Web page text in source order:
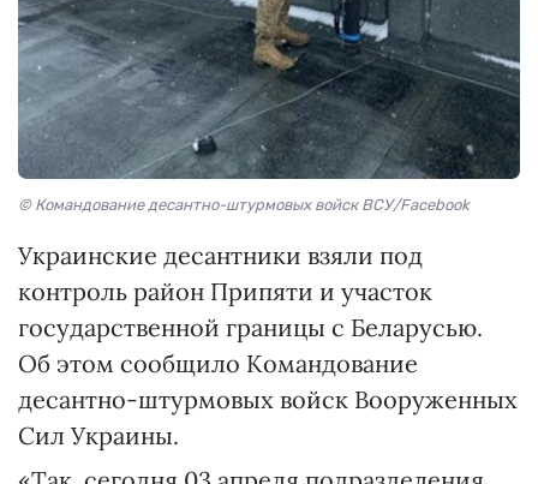
© Командование десантно-штурмовых войск ВСУ/Facebook
Украинские десантники взяли под
контроль район Припяти и участок
государственной границы с Беларусью.
Об этом сообщило Командование
десантно-штурмовых войск Вооруженных
Сил Украины.